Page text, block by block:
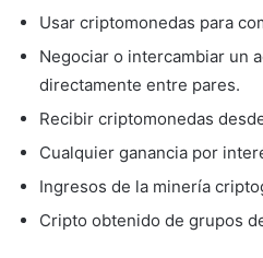
Usar criptomonedas para
Negociar o intercambiar un
directamente entre pares.
Recibir criptomonedas
Cualquier ganancia por
Ingresos de la minería
Cripto obtenido de grupos